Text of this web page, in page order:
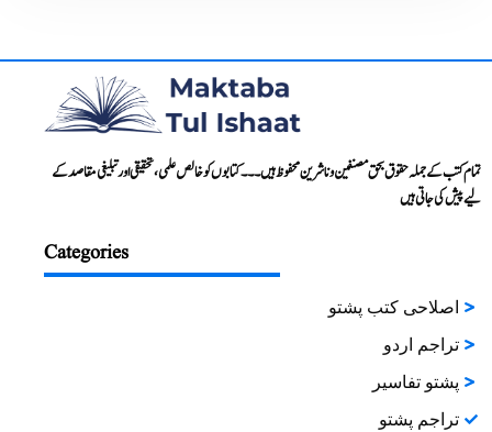
تمام کتب کے جملہ حقوق بحق مصنفین و ناشرین محفوظ ہیں۔۔۔ کتابوں کو خالص علمی، تحقیقی اور تبلیغی مقاصد کے
لیے پیش کی جاتی ہیں
Categories
اصلاحی کتب پشتو
تراجم اردو
پشتو تفاسیر
تراجم پشتو